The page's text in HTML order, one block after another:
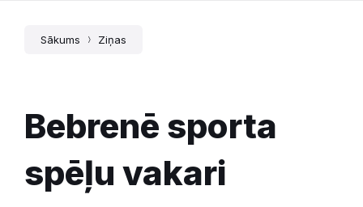
Sākums Ziņas
Bebrenē sporta
spēļu vakari